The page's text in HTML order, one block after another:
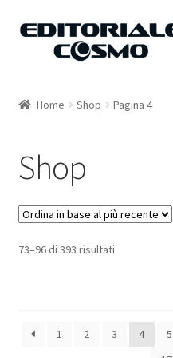
Vai
Vai
Carrello
Il mio account
Home Shop Pagina 4
Shop
73–96 di 393 risultati
1 2 3 4 5